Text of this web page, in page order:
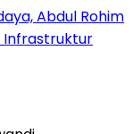
Abdul Rohim
Infrastruktur